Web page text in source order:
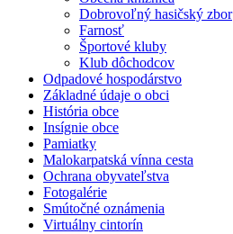
Dobrovoľný hasičský zbor
Farnosť
Športové kluby
Klub dôchodcov
Odpadové hospodárstvo
Základné údaje o obci
História obce
Insígnie obce
Pamiatky
Malokarpatská vínna cesta
Ochrana obyvateľstva
Fotogalérie
Smútočné oznámenia
Virtuálny cintorín